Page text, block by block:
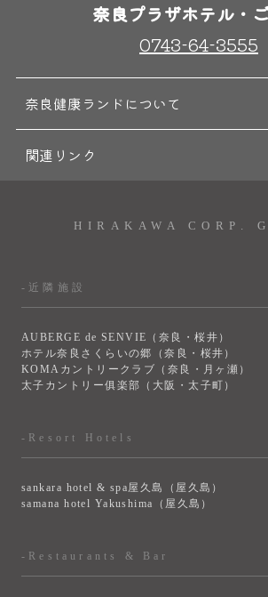
奈良プラザホテル・
0743-64-3555
奈良健康ランドについて
関連リンク
HIRAKAWA CORP.
-近隣施設
AUBERGE de SENVIE（奈良・桜井）
ホテル奈良さくらいの郷（奈良・桜井）
KOMAカントリークラブ（奈良・月ヶ瀬）
太子カントリー俱楽部（大阪・太子町）
-Resort Hotels
sankara hotel & spa屋久島（屋久島）
samana hotel Yakushima（屋久島）
-Restaurants & Bar